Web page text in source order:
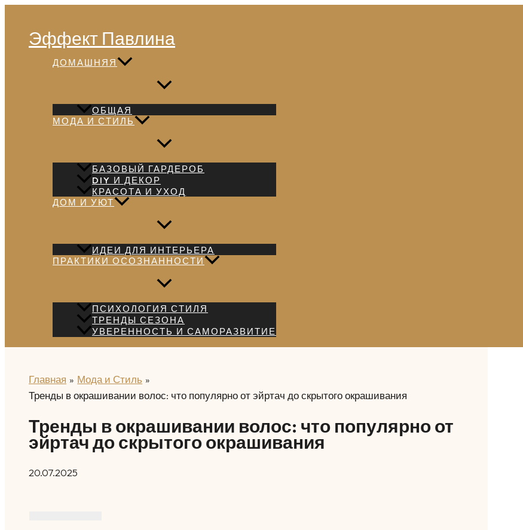
содержимому
Эффект Павлина
ДОМАШНЯЯ
ОБЩАЯ
МОДА И СТИЛЬ
БАЗОВЫЙ ГАРДЕРОБ
DIY И ДЕКОР
КРАСОТА И УХОД
ДОМ И УЮТ
ИДЕИ ДЛЯ ИНТЕРЬЕРА
ПРАКТИКИ ОСОЗНАННОСТИ
ПСИХОЛОГИЯ СТИЛЯ
ТРЕНДЫ СЕЗОНА
УВЕРЕННОСТЬ И САМОРАЗВИТИЕ
Главная
Мода и Стиль
Тренды в окрашивании волос: что популярно от эйртач до скрытого окрашивания
Тренды в окрашивании волос: что популярно от
эйртач до скрытого окрашивания
20.07.2025